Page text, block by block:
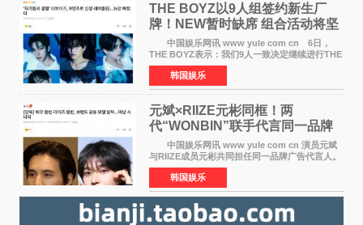
THE BOYZ以9人组签约新生厂
牌！NEW暂时缺席 组合活动将坚
定不移继续
中国娱乐网讯 www yule com cn 6日，
THE BOYZ表示：我们9人一致决定继续进行THE
BOYZ组合活动，并且已经完成了组合团体活动
签约。目前正在新生厂牌下进行活动准备。尚未
离开THE BOYZ原所
韩国娱乐
元斌×RIIZE元彬同框！两
代“WONBIN”联手代言同一品牌
颜值天花板合体
中国娱乐网讯 www yule com cn 演员元斌
与RIIZE成员元彬共同担任同一品牌广告代言人。
6日据独家报道，继演员元斌之后，RIIZE元彬最
近也被选为某在线中介平台A公司的共同广告代言
人，两人将作
韩国娱乐